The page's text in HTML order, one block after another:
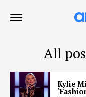
All
Kylie